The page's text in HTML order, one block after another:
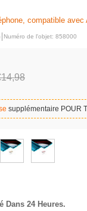
compatible avec
Numéro de l'objet: 858000
98
supplémentaire POUR
Dans 24 Heures.